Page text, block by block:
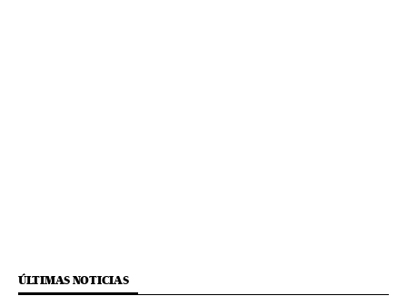
ÚLTIMAS NOTICIAS